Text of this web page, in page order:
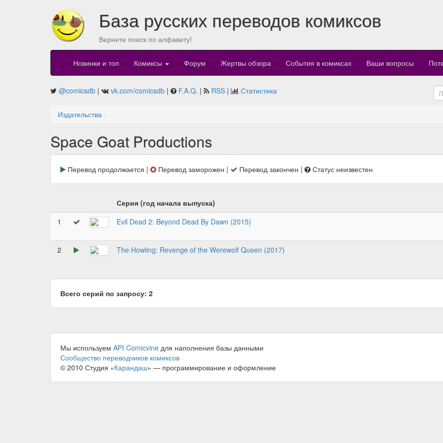
База русских переводов комиксов
Верните поиск по алфавиту!
Новинки и топ Комиксы Форум Жертвы обзора События в комиксах Ваши вопросы
@comicsdb | vk.com/comicsdb | F.A.Q. | RSS | Статистика
Издательства
Space Goat Productions
Перевод продолжается | Перевод заморожен | Перевод закончен | Статус неизвестен
Серия (год начала выпуска)
1
Evil Dead 2: Beyond Dead By Dawn (2015)
2 The Howling: Revenge of the Werewolf Queen (2017)
Всего серий по запросу: 2
Мы используем API Comicvine для наполнения базы данными
Сообщество переводчиков комиксов
© 2010 Студия «Карандаш» — программирование и оформление